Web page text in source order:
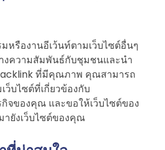
หรืองานอีเว้นท์ตามเว็บไซต์อื่นๆ
งความสัมพันธ์กับชุมชนและนำ
ที่มีคุณภาพ คุณสามารถ
ว็บไซต์ที่เกี่ยวข้องกับ
จของคุณ และขอให้เว็บไซต์ของ
ายังเว็บไซต์ของคุณ